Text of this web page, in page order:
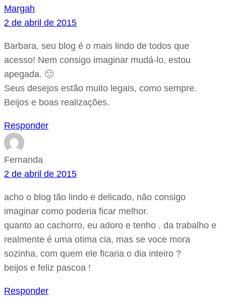
Margah
2 de abril de 2015
Barbara, seu blog é o mais lindo de todos que
acesso! Nem consigo imaginar mudá-lo, estou
apegada. 🙁
Seus desejos estão muito legais, como sempre.
Beijos e boas realizações.
Responder
Fernanda
2 de abril de 2015
acho o blog tão lindo e delicado, não consigo
imaginar como poderia ficar melhor.
quanto ao cachorro, eu adoro e tenho . da trabalho e
realmente é uma otima cia, mas se voce mora
sozinha, com quem ele ficaria o dia inteiro ?
beijos e feliz pascoa !
Responder